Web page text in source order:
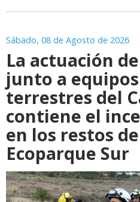
Sábado, 08 de Agosto de 2026
La actuación
junto a
terrestres del
contiene el
en los restos
Ecoparque Sur